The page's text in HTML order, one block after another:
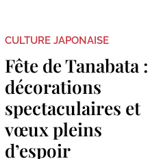
CULTURE JAPONAISE
Fête de Tanabata :
décorations
spectaculaires et
vœux pleins
d’espoir